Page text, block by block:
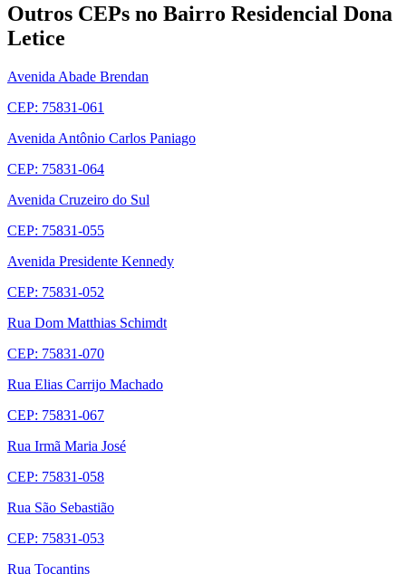
Outros CEPs no Bairro Residencial Dona
Letice
Avenida Abade Brendan
CEP: 75831-061
Avenida Antônio Carlos Paniago
CEP: 75831-064
Avenida Cruzeiro do Sul
CEP: 75831-055
Avenida Presidente Kennedy
CEP: 75831-052
Rua Dom Matthias Schimdt
CEP: 75831-070
Rua Elias Carrijo Machado
CEP: 75831-067
Rua Irmã Maria José
CEP: 75831-058
Rua São Sebastião
CEP: 75831-053
Rua Tocantins